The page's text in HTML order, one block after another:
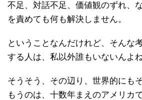
不足、対話不足、価値観のずれ、
を責めても何も解決しません。
ということなんだけれど、そんな
する人は、私以外誰もいないんよね
そうそう、その辺り、世界的にも
もうのは、十数年まえのアメリカ